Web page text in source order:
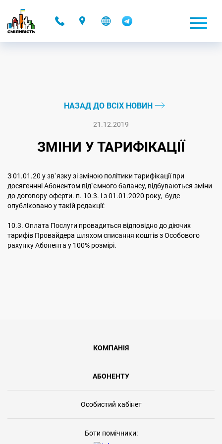
НАЗАД ДО ВСІХ НОВИН
21.12.2019
ЗМІНИ У ТАРИФІКАЦІЇ
З 01.01.20 у зв`язку зі зміною політики тарифікації при
досягеннні Абонентом від`ємного балансу, відбуваються зміни
до договору-оферти. п. 10.3. і з 01.01.2020 року, буде
опубліковано у такій редакції:
10.3. Оплата Послуги провадиться відповідно до діючих
тарифів Провайдера шляхом списання коштів з Особового
рахунку Абонента у 100% розмірі.
КОМПАНІЯ
АБОНЕНТУ
Особистий кабінет
Боти помічники: